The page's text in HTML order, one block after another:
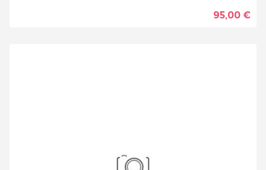
95,00 €